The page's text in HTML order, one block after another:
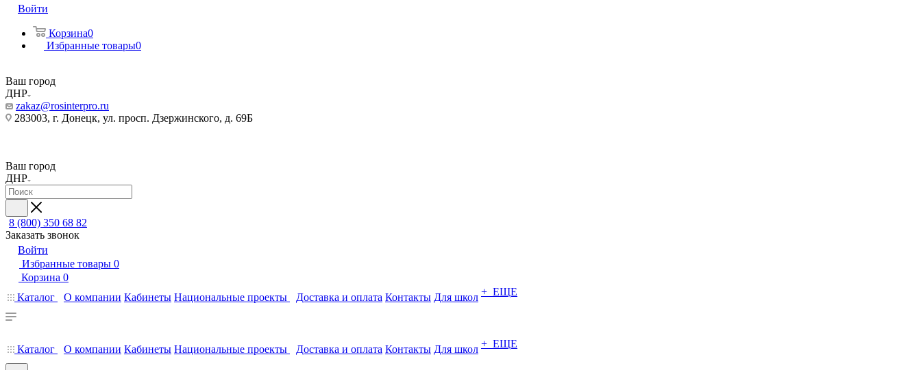
Войти
Корзина0
Избранные товары0
Ваш город
ДНР
zakaz@rosinterpro.ru
283003, г. Донецк, ул. просп. Дзержинского, д. 69Б
Ваш город
ДНР
8 (800) 350 68 82
Заказать звонок
Войти
Избранные товары 0
Корзина 0
Каталог
О компании Кабинеты Национальные проекты Доставка и оплата Контакты Для школ + ЕЩЕ
Каталог О компании Кабинеты Национальные проекты Доставка и оплата Контакты Для школ + ЕЩЕ